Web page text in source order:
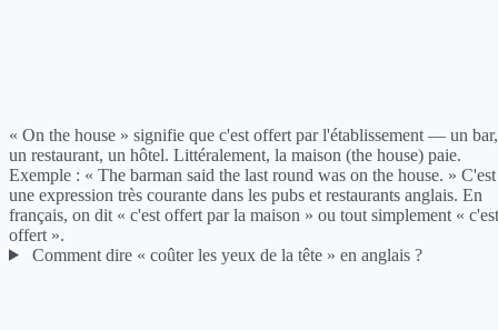
« On the house » signifie que c'est offert par l'établissement — un bar,
un restaurant, un hôtel. Littéralement, la maison (the house) paie.
Exemple : « The barman said the last round was on the house. » C'est
une expression très courante dans les pubs et restaurants anglais. En
français, on dit « c'est offert par la maison » ou tout simplement « c'est
offert ».
Comment dire « coûter les yeux de la tête » en anglais ?